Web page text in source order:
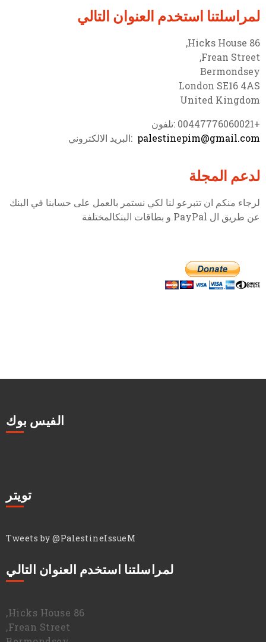
لمراسلتنا استخدم العنوان التالي
86 Hicks House,
Frean Street,
Bermondsey
London SE16 4AS
United Kingdom
+00447776060021 :تلفون
palestinepim@gmail.com :البريد الالكتروني
لدعم المجلة
لرجاء منكم ان تتبرعو لنا لكي نستمر بالعمل على حسابنا في البنك
عن طريق ال PayPal و بطاقات البنكالمختلفة
الفيس بوك
تويتر
Tweets by @PalestineIssueM
لمراسلتنا استخدم العنوان التالي
86 Hicks House,
Frean Street,